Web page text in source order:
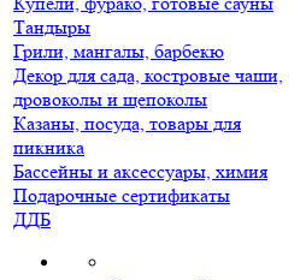
Тандыры
Грили, мангалы, барбекю
Декор для сада, костровые чаши,
дровоколы и щепоколы
Казаны, посуда, товары для
пикника
Бассейны и аксессуары, химия
Подарочные сертификаты
ДДБ